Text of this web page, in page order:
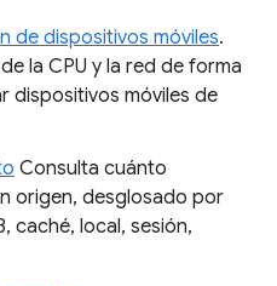
de dispositivos móviles.
la CPU y la red de forma
dispositivos móviles de
Consulta cuánto
origen, desglosado por
caché, local, sesión,